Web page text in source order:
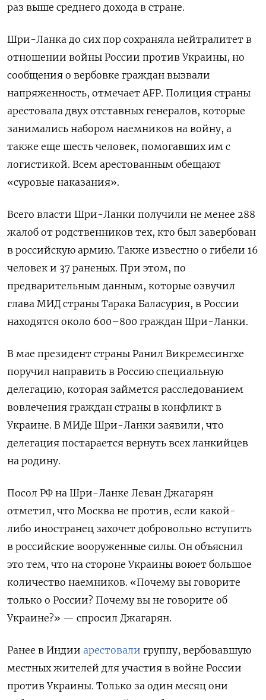
раз выше среднего дохода в стране.
Шри-Ланка до сих пор сохраняла нейтралитет в
отношении войны России против Украины, но
сообщения о вербовке граждан вызвали
напряженность, отмечает AFP. Полиция страны
арестовала двух отставных генералов, которые
занимались набором наемников на войну, а
также еще шесть человек, помогавших им с
логистикой. Всем арестованным обещают
«суровые наказания».
Всего власти Шри-Ланки получили не менее 288
жалоб от родственников тех, кто был завербован
в российскую армию. Также известно о гибели 16
человек и 37 раненых. При этом, по
предварительным данным, которые озвучил
глава МИД страны Тарака Баласурия, в России
находятся около 600–800 граждан Шри-Ланки.
В мае президент страны Ранил Викремесингхе
поручил направить в Россию специальную
делегацию, которая займется расследованием
вовлечения граждан страны в конфликт в
Украине. В МИДе Шри-Ланки заявили, что
делегация постарается вернуть всех ланкийцев
на родину.
Посол РФ на Шри-Ланке Леван Джагарян
отметил, что Москва не против, если какой-
либо иностранец захочет добровольно вступить
в российские вооруженные силы. Он объяснил
это тем, что на стороне Украины воюет большое
количество наемников. «Почему вы говорите
только о России? Почему вы не говорите об
Украине?» — спросил Джагарян.
Ранее в Индии арестовали группу, вербовавшую
местных жителей для участия в войне России
против Украины. Только за один месяц они